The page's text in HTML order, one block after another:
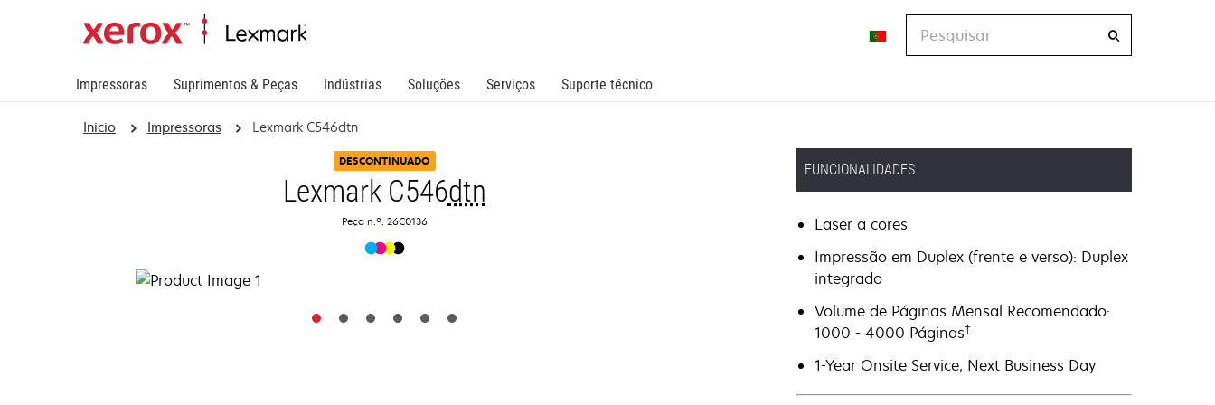
Impressoras Suprimentos & Peças Indústrias Soluções Serviços Suporte técnico
Inicio Impressoras Lexmark C546dtn
DESCONTINUADO
Lexmark C546dtn
Peça n.º: 26C0136
FUNCIONALIDADES
Laser a cores
Impressão em Duplex (frente e verso): Duplex
integrado
Volume de Páginas Mensal Recomendado:
1000 - 4000 Páginas†
1-Year Onsite Service, Next Business Day